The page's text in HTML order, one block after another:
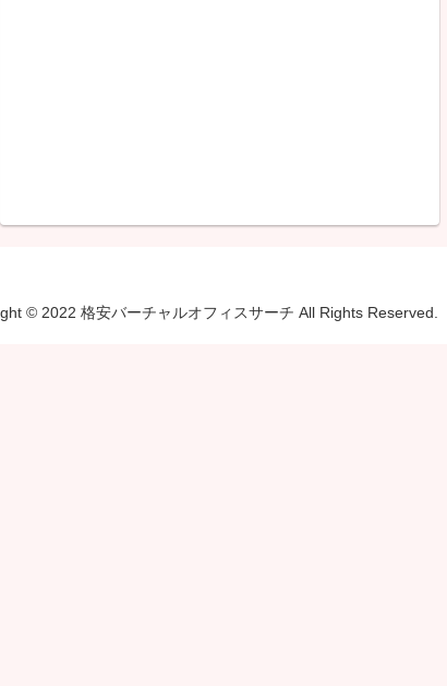
© 2022 格安バーチャルオフィスサーチ All Rights Reserved.